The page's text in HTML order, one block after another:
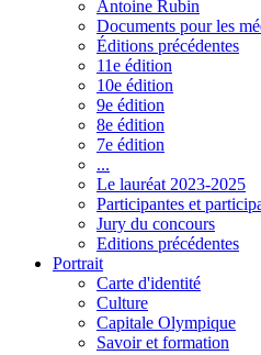
Antoine Rubin
Documents pour les
Éditions précédentes
11e édition
10e édition
9e édition
8e édition
7e édition
...
Le lauréat 2023-2025
Participantes et
Jury du concours
Editions précédentes
Portrait
Carte d'identité
Culture
Capitale Olympique
Savoir et formation